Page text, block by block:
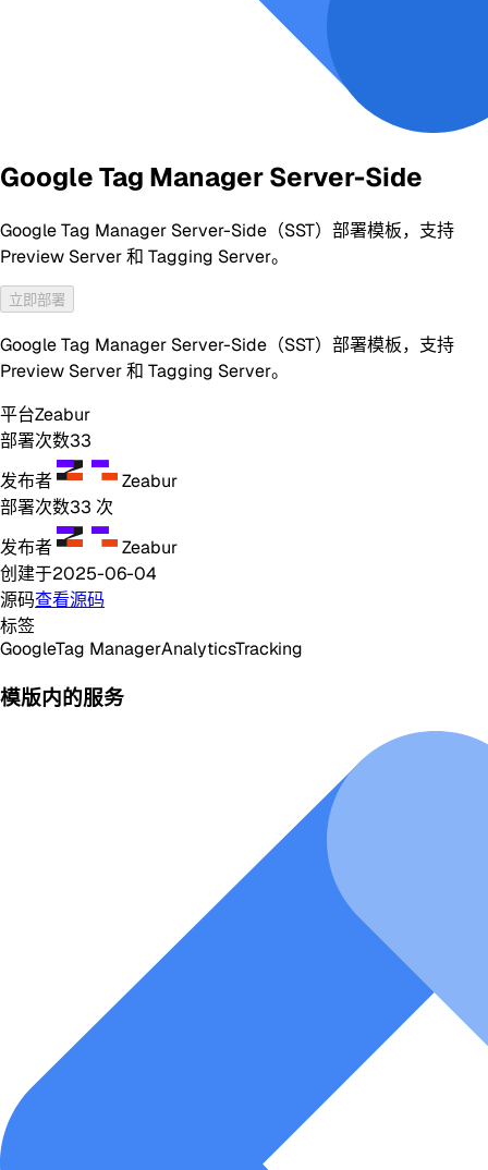
Google Tag Manager Server-Side
Google Tag Manager Server-Side（SST）部署模板，支持
Preview Server 和 Tagging Server。
立即部署
Google Tag Manager Server-Side（SST）部署模板，支持
Preview Server 和 Tagging Server。
平台Zeabur
部署次数33
发布者
Zeabur
部署次数33 次
发布者
Zeabur
创建于2025-06-04
源码查看源码
标签
GoogleTag ManagerAnalyticsTracking
模版内的服务